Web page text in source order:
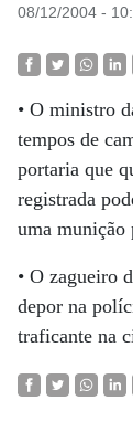
08/12/2004 -
• O ministro
tempos de
portaria que
registrada
uma munição
• O zagueiro
depor na
traficante na